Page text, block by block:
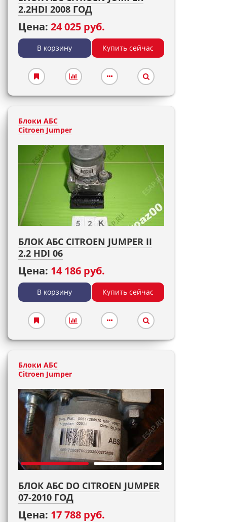
2.2HDI 2008 ГОД
Цена: 24 025 руб.
В корзину Купить сейчас
Блоки АБС
Citroen Jumper
БЛОК АБС CITROEN JUMPER II
2.2 HDI 06
Цена: 14 186 руб.
В корзину Купить сейчас
Блоки АБС
Citroen Jumper
БЛОК АБС DO CITROEN JUMPER
07-2010 ГОД
Цена: 17 788 руб.